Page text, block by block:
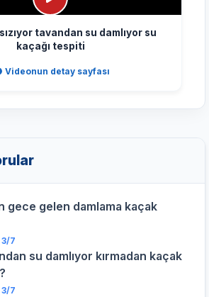
tavandan su damlıyor su
kaçağı tespiti
Videonun detay sayfası
gece gelen damlama kaçak
3/7
su damlıyor kırmadan kaçak
3/7